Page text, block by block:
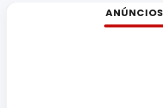
ANÚNCIOS